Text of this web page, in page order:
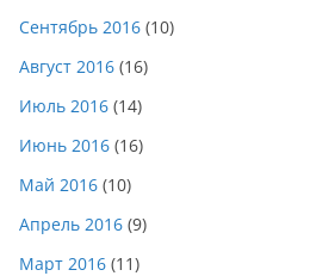
Сентябрь 2016 (10)
Август 2016 (16)
Июль 2016 (14)
Июнь 2016 (16)
Май 2016 (10)
Апрель 2016 (9)
Март 2016 (11)